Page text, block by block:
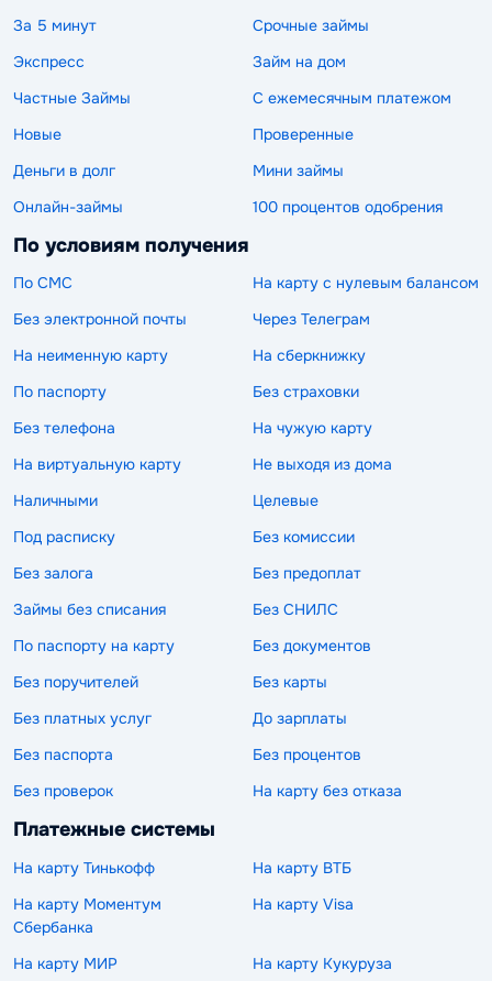
За 5 минут
Срочные займы
Экспресс
Займ на дом
Частные Займы
С ежемесячным платежом
Новые
Проверенные
Деньги в долг
Мини займы
Онлайн-займы
100 процентов одобрения
По условиям получения
По СМС
На карту с нулевым балансом
Без электронной почты
Через Телеграм
На неименную карту
На сберкнижку
По паспорту
Без страховки
Без телефона
На чужую карту
На виртуальную карту
Не выходя из дома
Наличными
Целевые
Под расписку
Без комиссии
Без залога
Без предоплат
Займы без списания
Без СНИЛС
По паспорту на карту
Без документов
Без поручителей
Без карты
Без платных услуг
До зарплаты
Без паспорта
Без процентов
Без проверок
На карту без отказа
Платежные системы
На карту Тинькофф
На карту ВТБ
На карту Моментум
Сбербанка
На карту Visa
На карту МИР
На карту Кукуруза